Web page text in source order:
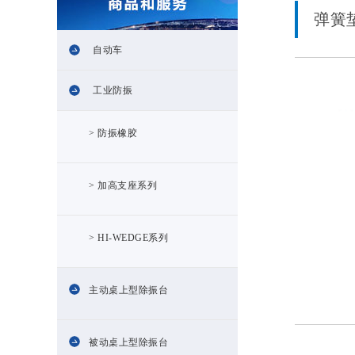
自动车
工业防振
> 防振橡胶
> 加高支座系列
> HI-WEDGE系列
主动桌上型除振台
被动桌上型除振台
弹簧